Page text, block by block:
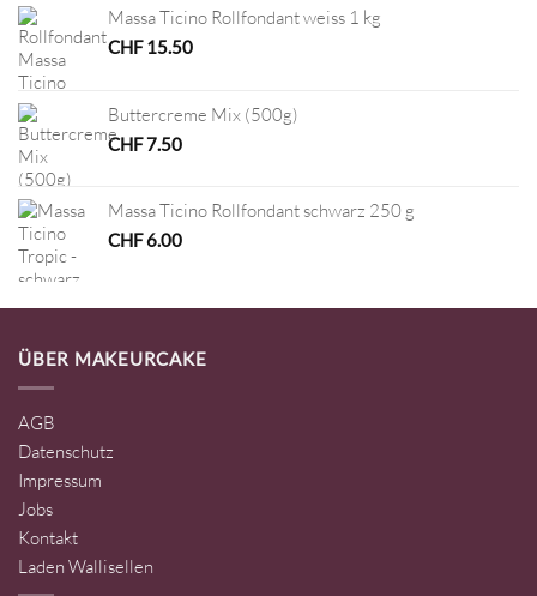
Massa Ticino Rollfondant weiss 1 kg
CHF15.50
Buttercreme Mix (500g)
CHF7.50
Massa Ticino Rollfondant schwarz 250 g
CHF6.00
ÜBER MAKEURCAKE
AGB
Datenschutz
Impressum
Jobs
Kontakt
Laden Wallisellen